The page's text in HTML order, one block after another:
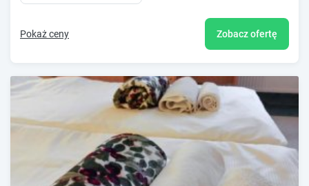
Pokaż ceny Zobacz ofertę